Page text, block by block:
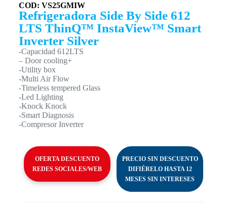
COD: VS25GMIW
Refrigeradora Side By Side 612
LTS ThinQ™ InstaView™ Smart
Inverter Silver
-Capacidad 612LTS
– Door cooling+
-Utility box
-Multi Air Flow
-Timeless tempered Glass
-Led Lighting
-Knock Knock
-Smart Diagnosis
-Compresor Inverter
OFERTA DESCUENTO
REDES SOCIALES/WEB
PRECIO SIN DESCUENTO
DIFIÉRELO HASTA 12
MESES SIN INTERESES